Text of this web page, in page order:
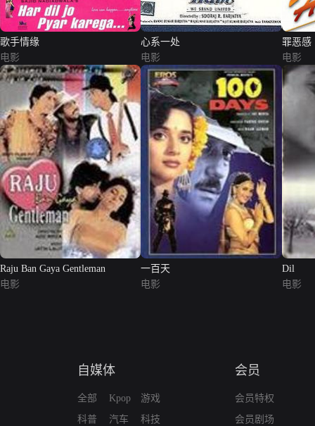
歌手情缘
电影
心系一处
电影
罪恶感
电影
Raju Ban Gaya Gentleman
电影
一百天
电影
Dil
电影
自媒体
全部
科普
Kpop
汽车
游戏
科技
会员
会员特权
会员剧场